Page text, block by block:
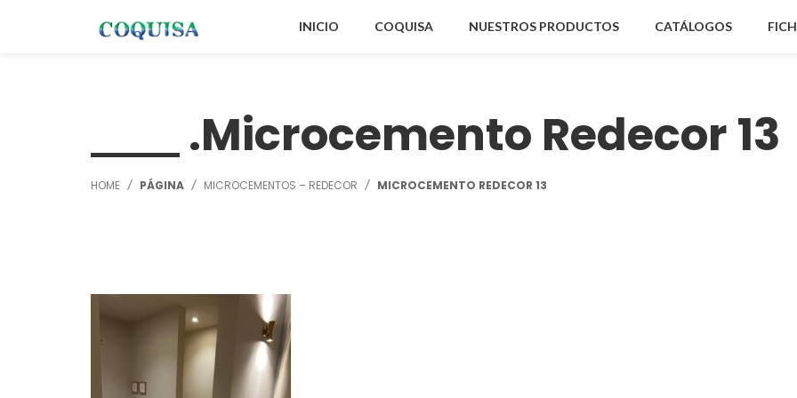
INICIO COQUISA NUESTROS PRODUCTOS CATÁLOGOS
Microcemento Redecor 13
HOME PÁGINA MICROCEMENTOS – REDECOR MICROCEMENTO REDECOR 13